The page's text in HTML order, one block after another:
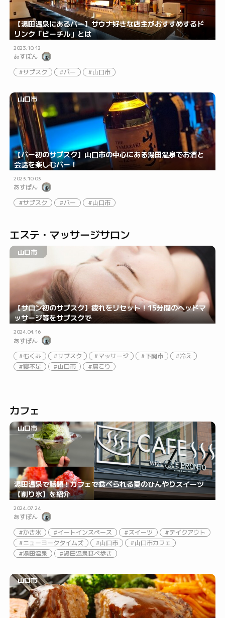
【湯田温泉にあるバー】サウナ好きな店主がおすすめするド
リンク「ビーチル」とは
2023.10.12
あすぽん
サブスク
バー 山口市
山口市
【バー初のサブスク】山口市の中心にある湯田温泉でお酒と
会話を楽しむバー！
2023.10.03
あすぽん
サブスク
バー 山口市
エステ・マッサージサロン
山口市
【サロン初のサブスク】疲れをリセット！15分間のヘッドマ
ッサージ等をサブスクで
2024.04.16
あすぽん
むくみ
サブスク マッサージ 下関市
冷え
寝不足
山口市 肩こり
カフェ
山口市
湯田温泉で話題！カフェで食べられる夏のひんやりスイーツ
【削り氷】を紹介
2024.07.24
あすぽん
かき氷
イートインスペース スイーツ
テイクアウト
ニューヨークタイムズ
山口市
山口市カフェ
湯田温泉
湯田温泉食べ歩き
山口市